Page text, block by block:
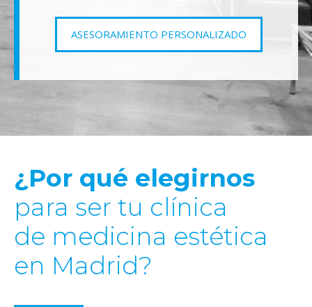
ASESORAMIENTO PERSONALIZADO
¿Por qué elegirnos
para ser tu clínica
de medicina estética
en Madrid?